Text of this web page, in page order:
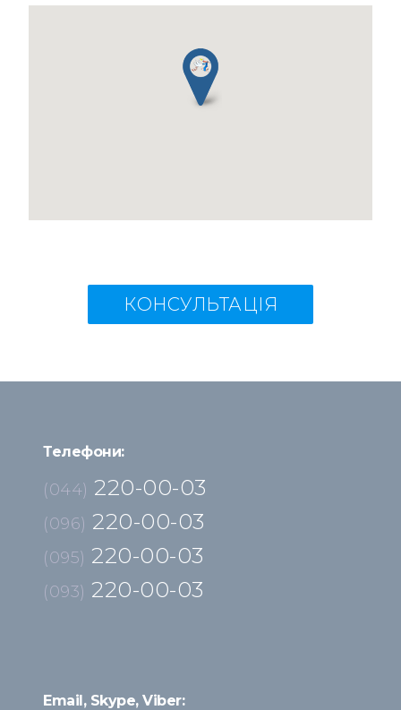
КОНСУЛЬТАЦІЯ
Телефони:
(044) 220-00-03
(096) 220-00-03
(095) 220-00-03
(093) 220-00-03
Email, Skype, Viber: